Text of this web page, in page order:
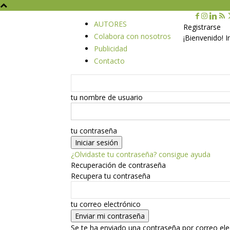
AUTORES
Colabora con nosotros
Publicidad
Contacto
Registrarse
¡Bienvenido!
tu nombre de usuario
tu contraseña
¿Olvidaste tu contraseña? consigue ayuda
Recuperación de contraseña
Recupera tu contraseña
tu correo electrónico
Se te ha enviado una contraseña por correo